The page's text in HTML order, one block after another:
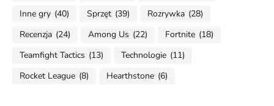
Inne gry (40) Sprzęt (39) Rozrywka (28)
Recenzja (24) Among Us (22) Fortnite (18)
Teamfight Tactics (13) Technologie (11)
Rocket League (8) Hearthstone (6)